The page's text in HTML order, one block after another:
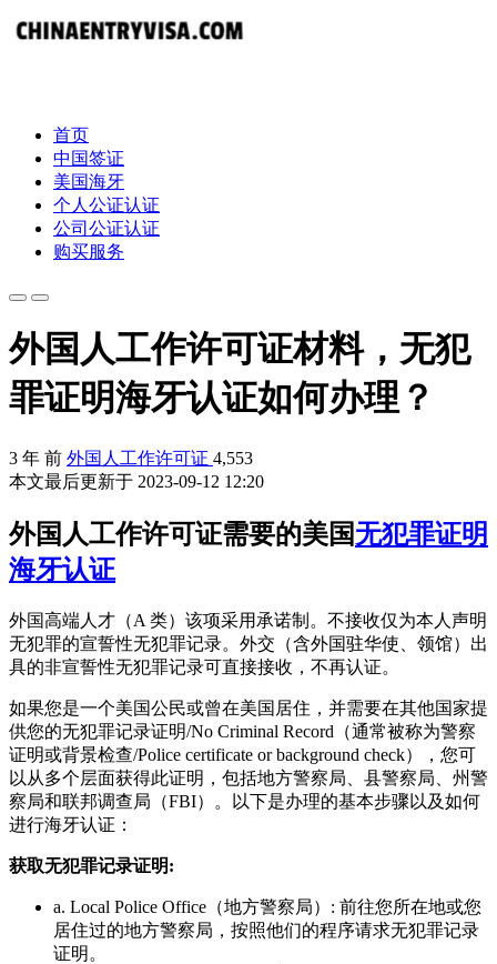
首页
中国签证
美国海牙
个人公证认证
公司公证认证
购买服务
外国人工作许可证材料，无犯
罪证明海牙认证如何办理？
3 年 前 外国人工作许可证 4,553
本文最后更新于 2023-09-12 12:20
外国人工作许可证需要的美国无犯罪证明
海牙认证
外国高端人才（A 类）该项采用承诺制。不接收仅为本人声明
无犯罪的宣誓性无犯罪记录。外交（含外国驻华使、领馆）出
具的非宣誓性无犯罪记录可直接接收，不再认证。
如果您是一个美国公民或曾在美国居住，并需要在其他国家提
供您的无犯罪记录证明/No Criminal Record（通常被称为警察
证明或背景检查/Police certificate or background check），您可
以从多个层面获得此证明，包括地方警察局、县警察局、州警
察局和联邦调查局（FBI）。以下是办理的基本步骤以及如何
进行海牙认证：
获取无犯罪记录证明:
a. Local Police Office（地方警察局）: 前往您所在地或您
居住过的地方警察局，按照他们的程序请求无犯罪记录
证明。